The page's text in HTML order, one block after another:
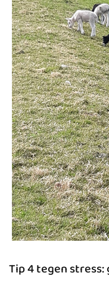
Tip 4 tegen stress: